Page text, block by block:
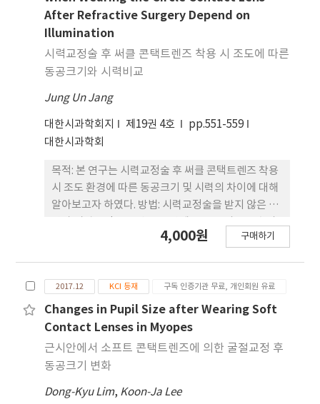
였다. 조절자극에 의한 동공크기는 대응표본검 사
(paired t-test)로 비교하였고, 동공변화량과 조절
반응의 상관관계는 Pearson correlation으로 분석
하였 으며, 유의수준은 p<0.05로 하였다. 결과: 근시
안의 경우 소프트 콘택트렌즈로 굴절교정을 한 후 동
공크기는 감소하였고(p<0.05), 조절자극 에 의해 동
은 작아졌다(p<0.05). 그러나 조절자극에 의 해 동공
크기가 변하지 않는 대상자는 조도에 따라 35~37%
를 차지하였으며, 산동 된 경우도 7~11%로 나타 났
다. 조절자극에 의해 축동된 그룹의 조절반응값은 동
공크기의 변화가 없거나 산동 된 그룹의 조절반응 값
보다 작은 것으로 나타났다(p<0.05). 결론: 소프트 콘
택트렌즈로 교정한 근시안의 경우 조절자극에 의해
보다 조절반응이 크게 측정되었다. 본 연 구결과는 콘
택트렌즈 착용 후 근거리 작업 시 나타나는 안정피로
를 이해하고 멀티포컬 콘택트렌즈 착용 후 나타나는
After Refractive Surgery Depend on
Illumination
시력교정술 후 써클 콘택트렌즈 착용 시 조도에 따른
동공크기와 시력비교
Jung Un Jang
대한시과학회지 제19권 4호
pp.551-559
대한시과학회
목적: 본 연구는 시력교정술 후 써클 콘택트렌즈 착용
시 조도 환경에 따른 동공크기 및 시력의 차이에 대해
알아보고자 하였다. 방법: 시력교정술을 받지 않은 28
써클 콘택트렌즈를 각각 착용시키고, 동공크기 및 시
상태에서의 Log MAR시 력은 렌즈 A를 착용 하였을
때 보다 감소하였으며, 시력교정술을 받은 군에서의
써클 콘택트렌즈 착용 전 Log MAR시력은 착용 후 밝
은 상태에서 렌즈 A, B를 착용하였을 때 보다 높게 나
타났다. 렌즈 B를 착용 하 였을 때의 Log MAR시력이
태에서 대비감도 3, 6 cpd의 공간주파수에 두 그룹간
4,000원 구매하기
2017.12 KCI 등재 구독 인증기관 무료, 개인회원 유료
Changes in Pupil Size after Wearing Soft
Contact Lenses in Myopes
근시안에서 소프트 콘택트렌즈에 의한 굴절교정 후
동공크기 변화
Dong-Kyu Lim, Koon-Ja Lee